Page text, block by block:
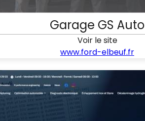
Garage GS Auto
Voir le site
www.ford-elbeuf.fr